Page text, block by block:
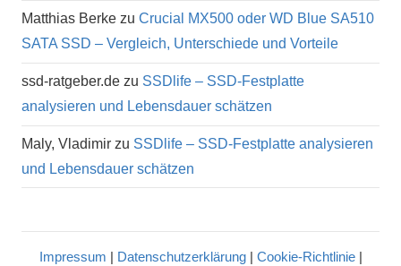
Matthias Berke zu Crucial MX500 oder WD Blue SA510
SATA SSD – Vergleich, Unterschiede und Vorteile
ssd-ratgeber.de zu SSDlife – SSD-Festplatte
analysieren und Lebensdauer schätzen
Maly, Vladimir zu SSDlife – SSD-Festplatte analysieren
und Lebensdauer schätzen
Impressum | Datenschutzerklärung| Cookie-Richtlinie|